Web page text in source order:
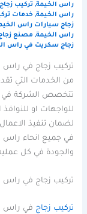
راس الخيمة, تركيب
راس الخيمة,خدمات
زجاج سيارات راس
راس الخيمة, مصنع
زجاج سكريت في راس
تركيب زجاج في راس
من الخدمات التي
تتخصص الشركة في
للواجهات او
لضمان تنفيذ
في جميع انحاء راس
والجودة في كل
تركيب زجاج في راس
تركيب زجاج في راس